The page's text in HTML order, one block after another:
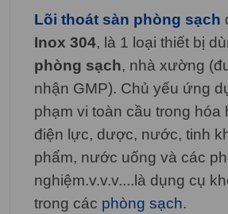
Lõi thoát sàn phòng sạch
Inox 304, là 1 loại thiết bị
phòng sạch, nhà xường
nhận GMP). Chủ yếu ứng
phạm vi toàn cầu trong hóa
điện lực, dược, nước, tinh
phẩm, nước uống và các
nghiệm.v.v.v....là dụng cụ
trong các phòng sạch.